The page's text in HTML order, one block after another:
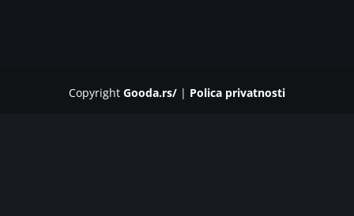
Copyright Gooda.rs/| Polica privatnosti